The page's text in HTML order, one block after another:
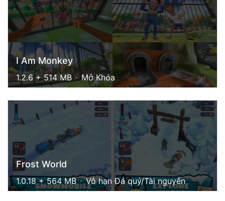
I Am Monkey
1.2.6 + 514 MB Mở Khóa
Frost World
1.0.18 + 564 MB Vô hạn Đá quý/Tài nguyên